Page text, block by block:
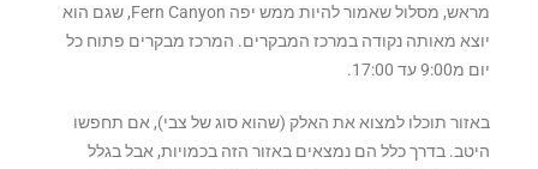
מראש, מסלול שאמור להיות ממש יפה Fern Canyon, שגם הוא
יוצא מאותה נקודה במרכז המבקרים. המרכז מבקרים פתוח כל
יום מ9:00 עד 17:00.
באזור תוכלו למצוא את האלק (שהוא סוג של צבי), אם תחפשו
היטב. בדרך כלל הם נמצאים באזור הזה בכמויות, אבל בגלל